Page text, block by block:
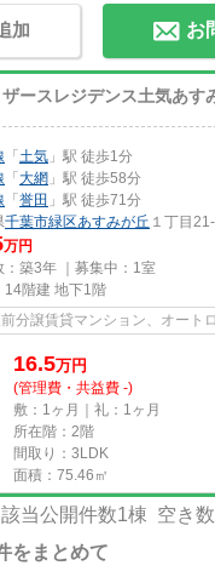
加 お
ースレジデンス土気あす
「 土気 」駅 徒歩1分
「 大網 」駅 徒歩58分
「 誉田 」駅 徒歩71分
千葉市緑区あすみが丘 １丁目
万円
：築3年 ｜募集中： 1室
14階建 地下1階
分譲賃貸マンション、オート
16.5万円
(管理費・共益費 -)
敷：1ヶ月｜礼：1ヶ月
所在階：2階
間取り：3LDK
面積：75.46㎡
該当公開件数1棟 空き数
をまとめて